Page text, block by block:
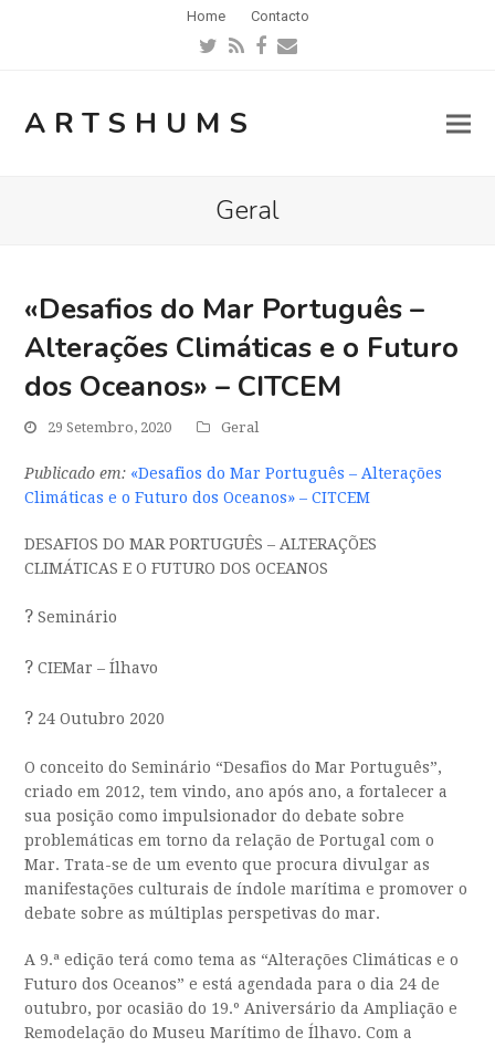
Home Contacto
Twitter
RSSFacebook
Email
ARTSHUMS
Geral
«Desafios do Mar Português –
Alterações Climáticas e o Futuro
dos Oceanos» – CITCEM
29 Setembro, 2020 Geral
Publicado em: «Desafios do Mar Português – Alterações
Climáticas e o Futuro dos Oceanos» – CITCEM
DESAFIOS DO MAR PORTUGUÊS – ALTERAÇÕES
CLIMÁTICAS E O FUTURO DOS OCEANOS
? Seminário
? CIEMar – Ílhavo
? 24 Outubro 2020
O conceito do Seminário “Desafios do Mar Português”,
criado em 2012, tem vindo, ano após ano, a fortalecer a
sua posição como impulsionador do debate sobre
problemáticas em torno da relação de Portugal com o
Mar. Trata-se de um evento que procura divulgar as
manifestações culturais de índole marítima e promover o
debate sobre as múltiplas perspetivas do mar.
A 9.ª edição terá como tema as “Alterações Climáticas e o
Futuro dos Oceanos” e está agendada para o dia 24 de
outubro, por ocasião do 19.º Aniversário da Ampliação e
Remodelação do Museu Marítimo de Ílhavo. Com a